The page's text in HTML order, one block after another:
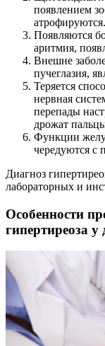
появлением
атрофируются.
Появляются
аритмия,
Внешне
пучеглазия,
Теряется
нервная
перепады
дрожат
Функции
чередуются с
Диагноз
лабораторных и
Особенности
гипертиреоза у